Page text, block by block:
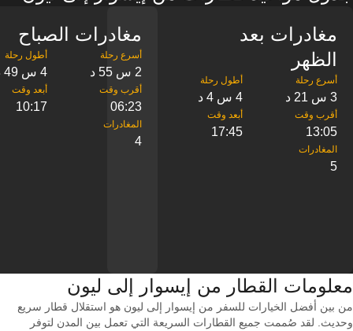
مغادرات بعد
الظهر
3 س 21 د 4 س 4 د
13:05
17:45
5
مغادرات الصباح
2 س 55 د 4 س 49 د
06:23
10:17
4
معلومات القطار من ‎إيسوار إلى ‎ليون
من بين أفضل الخيارات للسفر من إيسوار إلى ليون هو استقلال قطار سريع
وحديث. لقد صُممت جميع القطارات السريعة التي تعمل بين المدن لتوفر